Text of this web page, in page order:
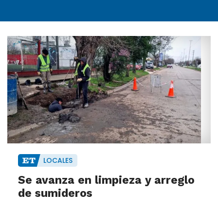
LOCALES
Se avanza en limpieza y arreglo
de sumideros